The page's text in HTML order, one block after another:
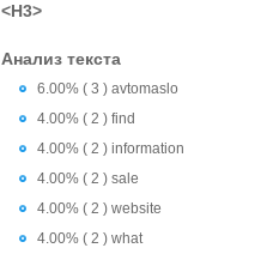
<H3>
Анализ текста
6.00% ( 3 ) avtomaslo
4.00% ( 2 ) find
4.00% ( 2 ) information
4.00% ( 2 ) sale
4.00% ( 2 ) website
4.00% ( 2 ) what